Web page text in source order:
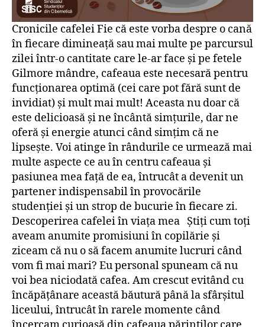
Cronicile cafelei Fie că este vorba despre o cană
în fiecare dimineață sau mai multe pe parcursul
zilei într-o cantitate care le-ar face și pe fetele
Gilmore mândre, cafeaua este necesară pentru
funcționarea optimă (cei care pot fără sunt de
invidiat) și mult mai mult! Aceasta nu doar că
este delicioasă și ne încântă simțurile, dar ne
oferă și energie atunci când simțim că ne
lipsește. Voi atinge în rândurile ce urmează mai
multe aspecte ce au în centru cafeaua și
pasiunea mea față de ea, întrucât a devenit un
partener indispensabil în provocările
studenției și un strop de bucurie în fiecare zi.
Descoperirea cafelei în viața mea Știți cum toți
aveam anumite promisiuni în copilărie și
ziceam că nu o să facem anumite lucruri când
vom fi mai mari? Eu personal spuneam că nu
voi bea niciodată cafea. Am crescut evitând cu
încăpățânare această băutură până la sfârșitul
liceului, întrucât în rarele momente când